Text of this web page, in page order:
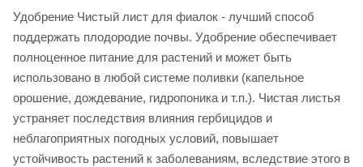
Удобрение Чистый лист для фиалок - лучший способ
поддержать плодородие почвы. Удобрение обеспечивает
полноценное питание для растений и может быть
использовано в любой системе поливки (капельное
орошение, дождевание, гидропоника и т.п.). Чистая листья
устраняет последствия влияния гербицидов и
неблагоприятных погодных условий, повышает
устойчивость растений к заболеваниям, вследствие этого в